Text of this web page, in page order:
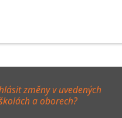
změny v uvedených
a oborech?